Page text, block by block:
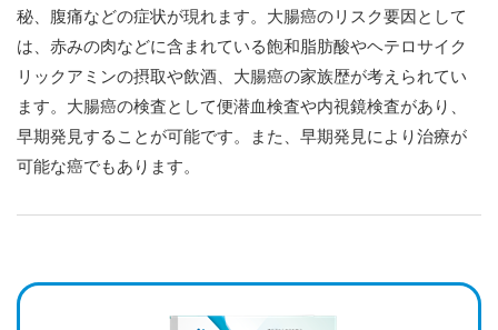
秘、腹痛などの症状が現れます。大腸癌のリスク要因として
は、赤みの肉などに含まれている飽和脂肪酸やヘテロサイク
リックアミンの摂取や飲酒、大腸癌の家族歴が考えられてい
ます。大腸癌の検査として便潜血検査や内視鏡検査があり、
早期発見することが可能です。また、早期発見により治療が
可能な癌でもあります。